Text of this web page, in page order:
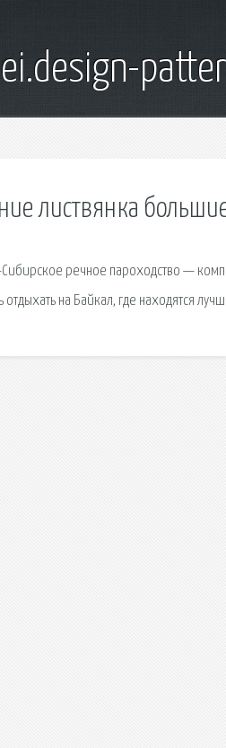
листвянка
Сибирское речное пароходство —
на Байкал, где находятся